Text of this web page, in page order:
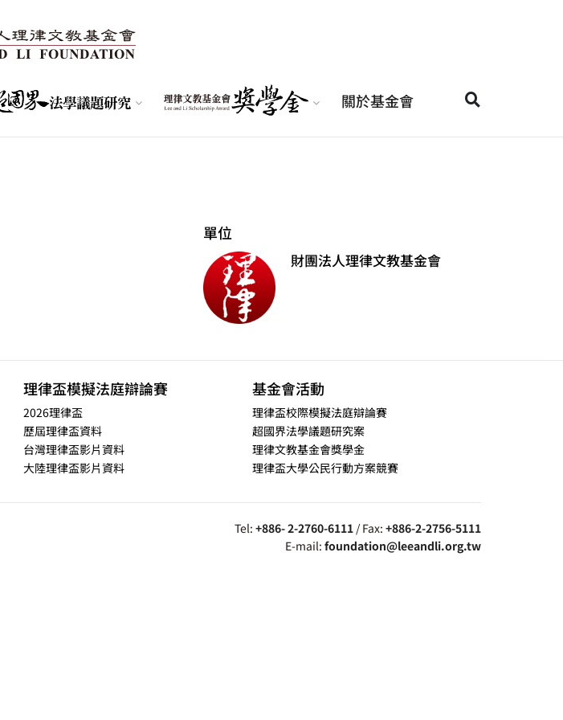
關於基金會
單位
財團法人理律文教基金會
理律盃模擬法庭辯論賽
2026理律盃
歷屆理律盃資料
台灣理律盃影片資料
大陸理律盃影片資料
基金會活動
理律盃校際模擬法庭辯論賽
超國界法學議題研究案
理律文教基金會獎學金
理律盃大學公民行動方案競賽
Tel: +886- 2-2760-6111 / Fax: +886-2-2756-5111
E-mail: foundation@leeandli.org.tw